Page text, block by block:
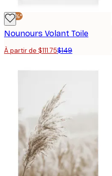
-25%*
Nounours Volant Toile
À partir de $111.75$149